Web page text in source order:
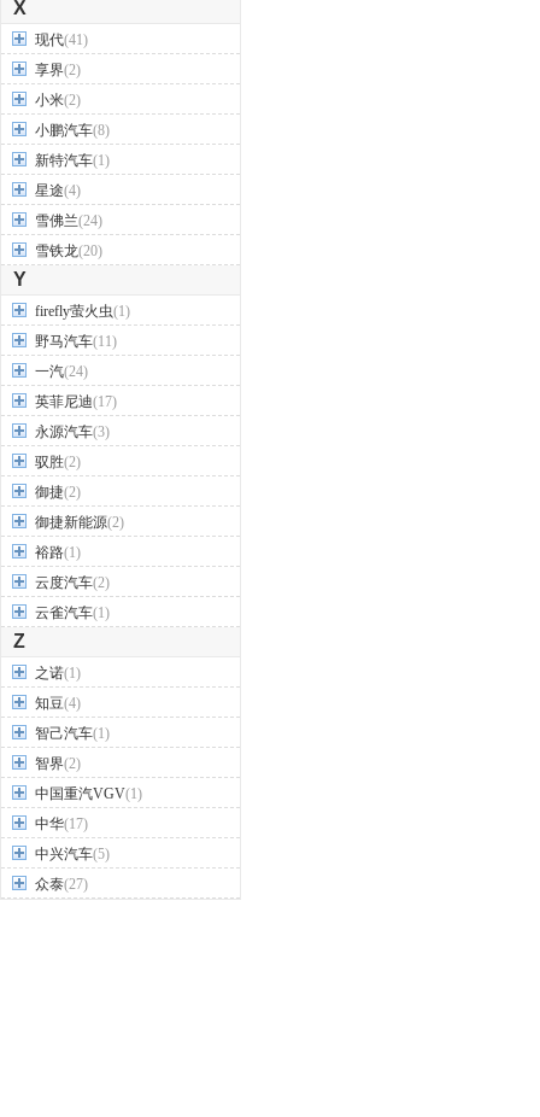
X
现代(41)
享界(2)
小米(2)
小鹏汽车(8)
新特汽车(1)
星途(4)
雪佛兰(24)
雪铁龙(20)
Y
firefly萤火虫(1)
野马汽车(11)
一汽(24)
英菲尼迪(17)
永源汽车(3)
驭胜(2)
御捷(2)
御捷新能源(2)
裕路(1)
云度汽车(2)
云雀汽车(1)
Z
之诺(1)
知豆(4)
智己汽车(1)
智界(2)
中国重汽VGV(1)
中华(17)
中兴汽车(5)
众泰(27)